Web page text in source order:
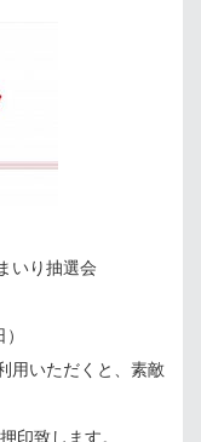
いり抽選会
いただくと、素敵
致します。